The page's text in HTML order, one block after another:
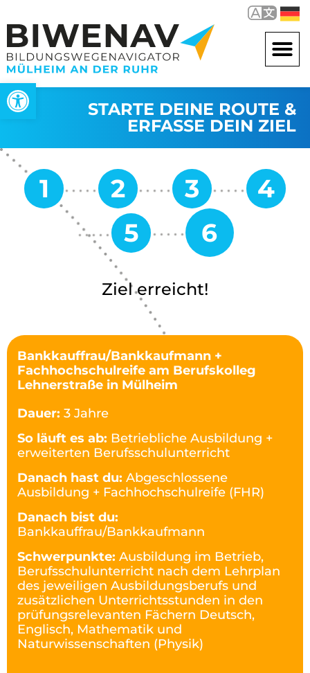
Open toolbar
STARTE DEINE ROUTE &
ERFASSE DEIN ZIEL
Ziel erreicht!
Bankkauffrau/Bankkaufmann +
Fachhochschulreife am Berufskolleg
Lehnerstraße in Mülheim
Dauer: 3 Jahre
So läuft es ab: Betriebliche Ausbildung +
erweiterten Berufsschulunterricht
Danach hast du: Abgeschlossene
Ausbildung + Fachhochschulreife (FHR)
Danach bist du:
Bankkauffrau/Bankkaufmann
Schwerpunkte: Ausbildung im Betrieb,
Berufsschulunterricht nach dem Lehrplan
des jeweiligen Ausbildungsberufs und
zusätzlichen Unterrichtsstunden in den
prüfungsrelevanten Fächern Deutsch,
Englisch, Mathematik und
Naturwissenschaften (Physik)